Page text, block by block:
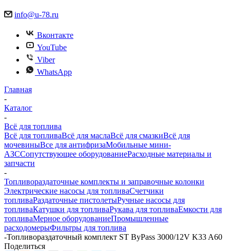
info@u-78.ru
Вконтакте
YouTube
Viber
WhatsApp
Главная
-
Каталог
-
Всё для топлива
Всё для топливаВсё для маслаВсё для смазкиВсё для
мочевиныВсе для антифризаМобильные мини-
АЗССопутствующее оборудованиеРасходные материалы и
запчасти
-
Топливораздаточные комплекты и заправочные колонки
Электрические насосы для топливаСчетчики
топливаРаздаточные пистолетыРучные насосы для
топливаКатушки для топливаРукава для топливаЕмкости для
топливаМерное оборудованиеПромышленные
расходомерыФильтры для топлива
-Топливораздаточный комплект ST ByPass 3000/12V K33 A60
Поделиться